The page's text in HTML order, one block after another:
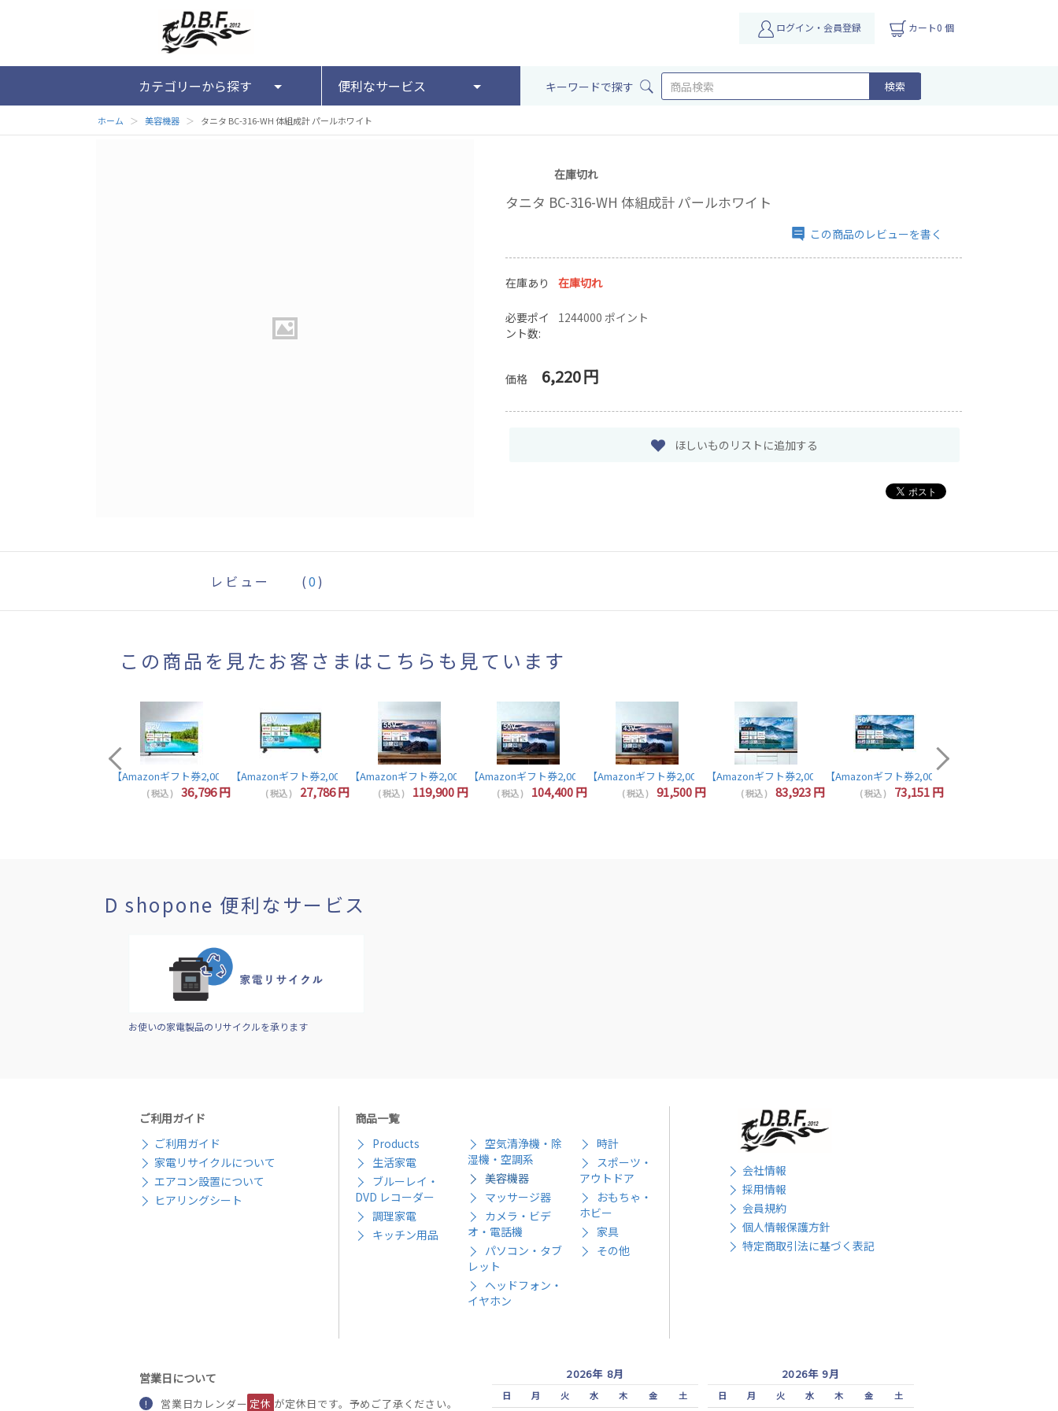
カート0 個
ログイン・会員登録
カテゴリーから探す 便利なサービス キーワードで探す 検索
ホーム ＞ 美容機器 ＞ タニタ BC-316-WH 体組成計 パールホワイト
在庫切れ
タニタ BC-316-WH 体組成計 パールホワイト
この商品のレビューを書く
在庫あり 在庫切れ
必要ポイ
ント数:
1244000 ポイント
価格 6,220円
ほしいものリストに追加する
レビュー (0)
この商品を見たお客さまはこちらも見ています
【Amazonギフト券2,000円分プレゼント】東芝 レグザ テレビ 40インチ 液晶テレビ 40型 40V型 フルハイビジョン YouTube/Bluetooth対応 40V35N REGZA TOSHIBA
【Amazonギフト券2,000円分プレゼント】東芝 レグザ テレビ 32インチ 液晶テレビ 32V型 ハイビジョン YouTube/Bluetooth対応 32V35N TOSHIBA REGZA
( 税込 ) 36,796円
【Amazonギフト券2,000円分プレゼント】東芝 レグザ テレビ 24インチ 液晶テレビ 24型 24V型 ハイビジョン YouTube/Bluetooth対応 24V35N REGZA TOSHIBA
( 税込 ) 27,786円
【Amazonギフト券2,000円分プレゼント】レグザ テレビ 55インチ 液晶テレビ 55V型 4Kチューナー内蔵 YouTube/Bluetooth対応 55Z670N TVS REGZA
( 税込 ) 119,900円
【Amazonギフト券2,000円分プレゼント】レグザ 50インチ 液晶テレビ 50V型 4Kチューナー内蔵 YouTube/Bluetooth対応
( 税込 ) 104,400円
【Amazonギフト券2,000円分プレゼント】レグザ テレビ 43インチ 液晶テレビ 43インチ 43V型 4Kチ
( 税込 ) 91,500円
【Amazonギフト券2,000円分プレゼント】TOSHIBA 東芝 REGZA
( 税込 ) 83,923円
【Amazonギフト券2,000円分プレゼント】
( 税込 ) 73,151円
D shopone 便利なサービス
お使いの家電製品のリサイクルを承ります
ご利用ガイド
ご利用ガイド
家電リサイクルについて
エアコン設置について
ヒアリングシート
商品一覧
Products
生活家電
ブルーレイ・
DVD レコーダー
調理家電
キッチン用品
空気清浄機・除
湿機・空調系
美容機器
マッサージ器
カメラ・ビデ
オ・電話機
パソコン・タブ
レット
ヘッドフォン・
イヤホン
時計
スポーツ・
アウトドア
おもちゃ・
ホビー
家具
その他
会社情報
採用情報
会員規約
個人情報保護方針
特定商取引法に基づく表記
営業日について
! 営業日カレンダー 定休 が定休日です。予めご了承ください。
2026年 8月
日 月 火 水 木 金 土
2026年 9月
日 月 火 水 木 金 土